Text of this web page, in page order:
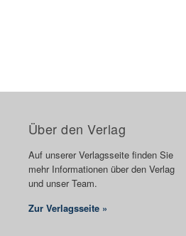
Über den Verlag
Auf unserer Verlagsseite finden Sie
mehr Informationen über den Verlag
und unser Team.
Zur Verlagsseite »